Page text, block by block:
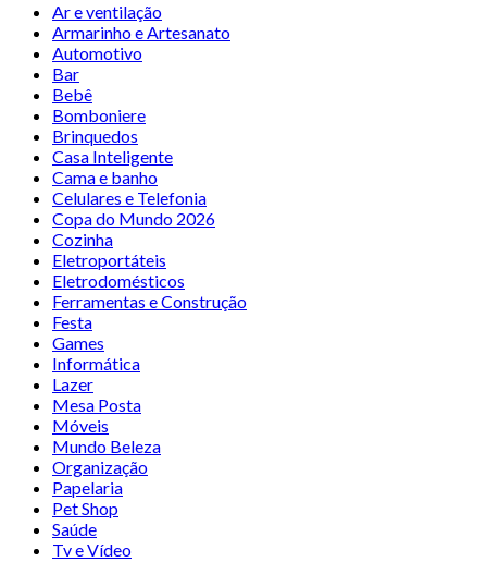
Ar e ventilação
Armarinho e Artesanato
Automotivo
Bar
Bebê
Bomboniere
Brinquedos
Casa Inteligente
Cama e banho
Celulares e Telefonia
Copa do Mundo 2026
Cozinha
Eletroportáteis
Eletrodomésticos
Ferramentas e Construção
Festa
Games
Informática
Lazer
Mesa Posta
Móveis
Mundo Beleza
Organização
Papelaria
Pet Shop
Saúde
Tv e Vídeo